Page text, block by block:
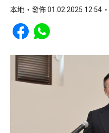
本地 發佈 01.02.2025 12:54
Share to Facebook
Share to WhatsApp